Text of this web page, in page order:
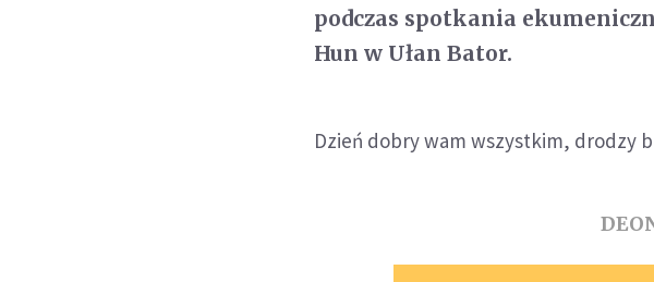
podczas spotkania
Hun w Ułan Bator.
Dzień dobry wam wszystkim, drodzy